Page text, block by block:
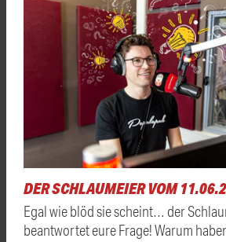
DER SCHLAUMEIER VOM
Egal wie blöd sie scheint… der
beantwortet eure Frage! Warum